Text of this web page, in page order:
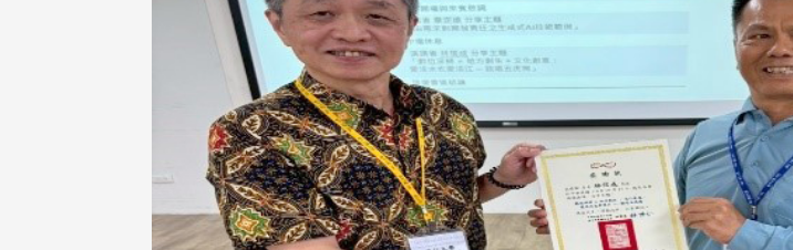
大学电子与电机系友会于115
月28日在台北校区盛大举办
人科技与前瞻应用论坛」，特
在连日大雨阴霾下，风保系友会
在115年6月27日(六)举办的一日
游，神奇迎来超幸运好天气。大 ...
香港校友会前会长叶雅琴学姐与
杜天宝学长一家，于115年6月4日
(四)返校拜访校友处，受到校友 ...